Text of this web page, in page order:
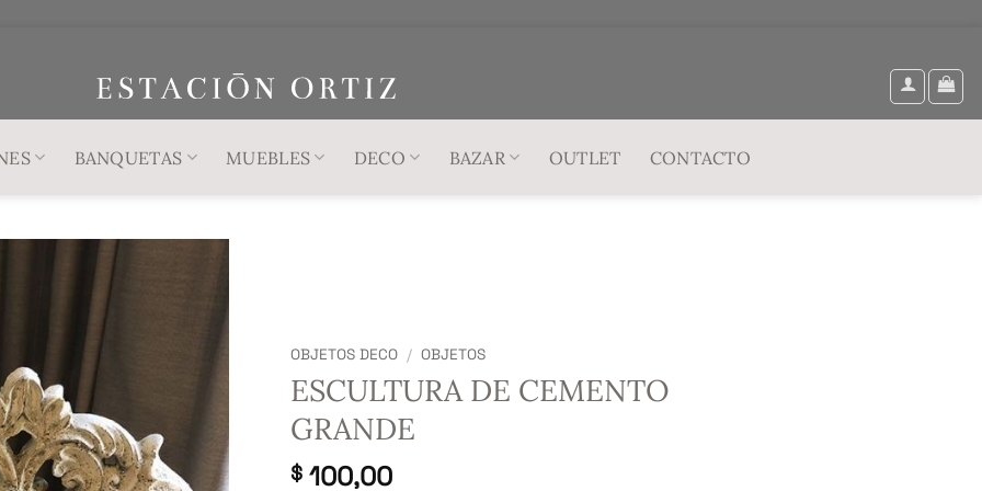
BANQUETAS MUEBLES DECO BAZAR OUTLET CONTACTO
OBJETOS DECO / OBJETOS
ESCULTURA DE CEMENTO
GRANDE
$100,00